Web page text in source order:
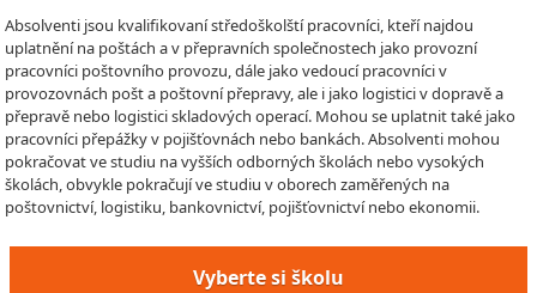
Absolventi jsou kvalifikovaní středoškolští pracovníci, kteří najdou
uplatnění na poštách a v přepravních společnostech jako provozní
pracovníci poštovního provozu, dále jako vedoucí pracovníci v
provozovnách pošt a poštovní přepravy, ale i jako logistici v dopravě a
přepravě nebo logistici skladových operací. Mohou se uplatnit také jako
pracovníci přepážky v pojišťovnách nebo bankách. Absolventi mohou
pokračovat ve studiu na vyšších odborných školách nebo vysokých
školách, obvykle pokračují ve studiu v oborech zaměřených na
poštovnictví, logistiku, bankovnictví, pojišťovnictví nebo ekonomii.
Vyberte si školu